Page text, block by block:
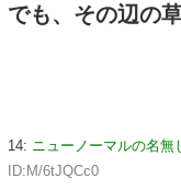
でも、その辺の
14: ニューノーマルの名無
ID:M/6tJQCc0